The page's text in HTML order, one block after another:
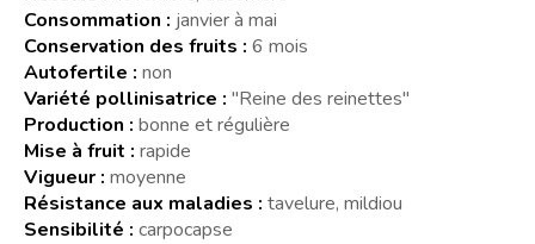
Consommation : janvier à mai
Conservation des fruits : 6 mois
Autofertile : non
Variété pollinisatrice : "Reine des reinettes"
Production : bonne et régulière
Mise à fruit : rapide
Vigueur : moyenne
Résistance aux maladies : tavelure, mildiou
Sensibilité : carpocapse